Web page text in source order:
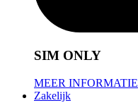
SIM ONLY
MEER INFORMATIE
Zakelijk